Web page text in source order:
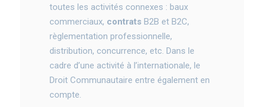
toutes les activités connexes : baux
commerciaux, contrats B2B et B2C,
règlementation professionnelle,
distribution, concurrence, etc. Dans le
cadre d’une activité à l’internationale, le
Droit Communautaire entre également en
compte.